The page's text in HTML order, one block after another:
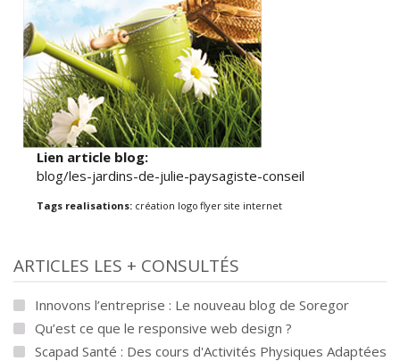
Lien article blog:
blog/les-jardins-de-julie-paysagiste-conseil
Tags realisations: création logo flyer site internet
ARTICLES LES + CONSULTÉS
Innovons l’entreprise : Le nouveau blog de Soregor
Qu’est ce que le responsive web design ?
Scapad Santé : Des cours d'Activités Physiques Adaptées